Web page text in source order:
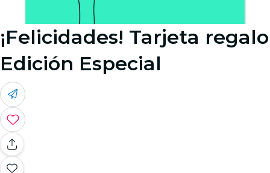
¡Felicidades! Tarjeta regalo
Edición Especial